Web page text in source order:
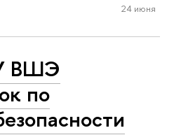
24 июня
ВШЭ
по